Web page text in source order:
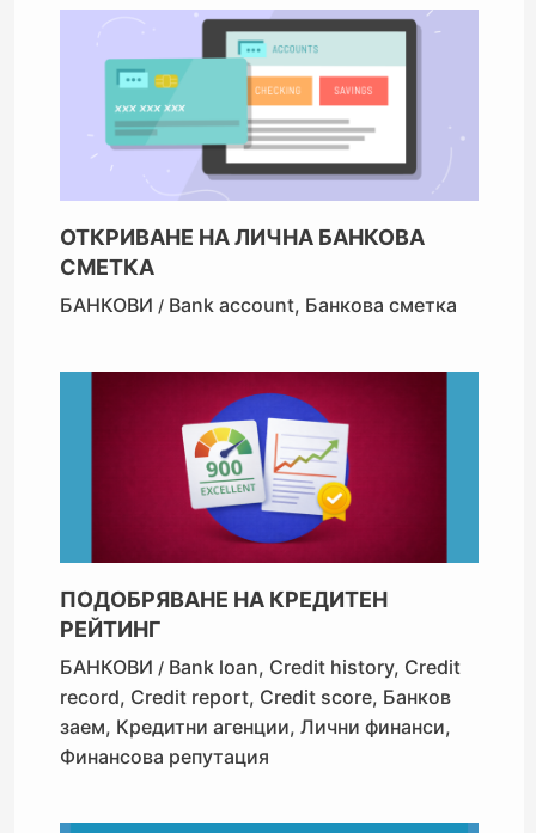
ОТКРИВАНЕ НА ЛИЧНА БАНКОВА
СМЕТКА
БАНКОВИ / Bank account, Банкова сметка
ПОДОБРЯВАНЕ НА КРЕДИТЕН
РЕЙТИНГ
БАНКОВИ / Bank loan, Credit history, Credit
record, Credit report, Credit score, Банков
заем, Кредитни агенции,Лични финанси,
Финансова репутация